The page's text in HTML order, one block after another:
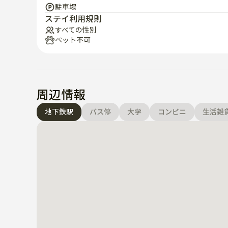
駐車場
ステイ利用規則
すべての性別
ペット不可
周辺情報
地下鉄駅 バス停 大学 コンビニ 生活雑